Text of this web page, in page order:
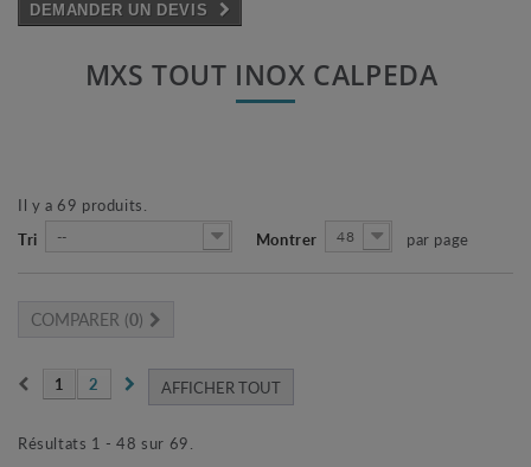
DEMANDER UN DEVIS
MXS TOUT INOX CALPEDA
Il y a 69 produits.
Tri
-- Montrer 48 par page
COMPARER (0)
AFFICHER TOUT
1 2
Résultats 1 - 48 sur 69.